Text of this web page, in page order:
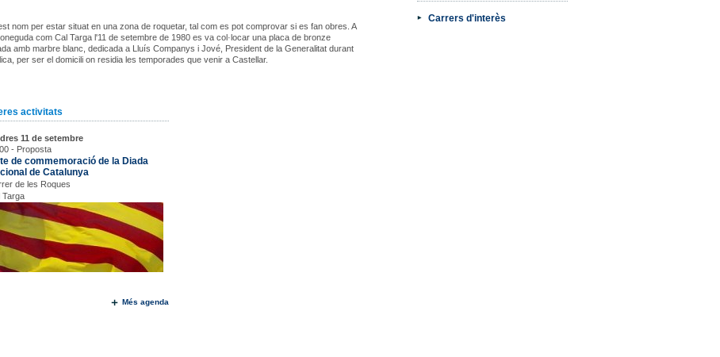
nom per estar situat en una zona de roquetar, tal com es pot comprovar si es fan obres. A
com Cal Targa l'11 de setembre de 1980 es va col·locar una placa de bronze
amb marbre blanc, dedicada a Lluís Companys i Jové, President de la Generalitat durant
per ser el domicili on residia les temporades que venir a Castellar.
activitats
11 de setembre
- Proposta
de commemoració de la Diada
de Catalunya
de les Roques
Targa
Més agenda
Carrers d'interès